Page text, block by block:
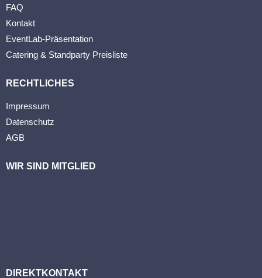
FAQ
Kontakt
EventLab-Präsentation
Catering & Standparty Preisliste
RECHTLICHES
Impressum
Datenschutz
AGB
WIR SIND MITGLIED
DIREKTKONTAKT